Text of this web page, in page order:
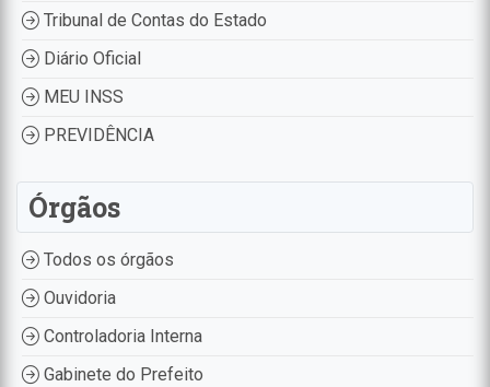
Tribunal de Contas do Estado
Diário Oficial
MEU INSS
PREVIDÊNCIA
Órgãos
Todos os órgãos
Ouvidoria
Controladoria Interna
Gabinete do Prefeito